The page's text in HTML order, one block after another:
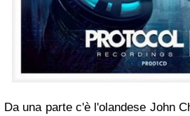
Da una parte c'è l'olandese John